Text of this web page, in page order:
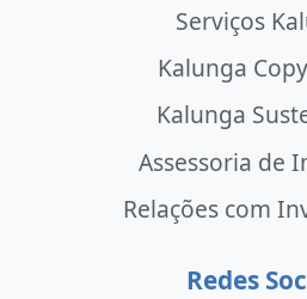
Serviços
Kalunga
Kalunga
Assessoria de
Relações com
Redes